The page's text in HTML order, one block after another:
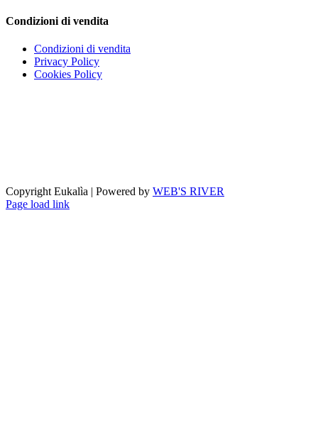
Condizioni di vendita
Condizioni di vendita
Privacy Policy
Cookies Policy
Copyright Eukalìa | Powered by WEB'S RIVER
Facebook
X
Instagram
Pinterest
Page load link